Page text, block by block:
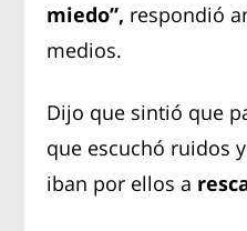
miedo”, respondió
medios.
Dijo que sintió que
que escuchó ruidos
iban por ellos a